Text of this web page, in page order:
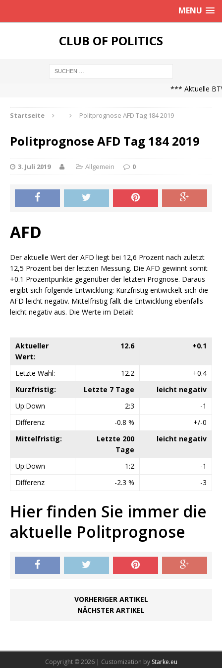
MENU
CLUB OF POLITICS
*** Aktuelle
Startseite Politprognose AFD Tag 184 2019
Politprognose AFD Tag 184 2019
3. Juli 2019 Allgemein 0
AFD
Der aktuelle Wert der AFD liegt bei 12,6 Prozent nach zuletzt
12,5 Prozent bei der letzten Messung. Die AFD gewinnt somit
+0.1 Prozentpunkte gegenüber der letzten Prognose. Daraus
ergibt sich folgende Entwicklung: Kurzfristig entwickelt sich die
AFD leicht negativ. Mittelfristig fällt die Entwicklung ebenfalls
leicht negativ aus. Die Werte im Detail:
Aktueller
Wert:
12.6 +0.1
Letzte Wahl: 12.2
+0.4
Kurzfristig:
Letzte 7 Tage
leicht negativ
Up:Down
2:3
-1
Differenz
-0.8 %
+/-0
Mittelfristig:
Letzte 200
Tage
leicht negativ
Up:Down 1:2
-1
Differenz
-2.3 % -3
Hier finden Sie immer die
aktuelle Politprognose
VORHERIGER ARTIKEL
NÄCHSTER ARTIKEL
Copyright © 2026 | Customization by Starke.eu